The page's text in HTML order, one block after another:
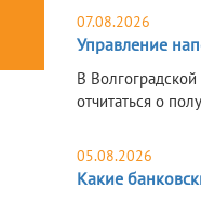
07.08.2026
Управление
В
отчитаться о
05.08.2026
Какие